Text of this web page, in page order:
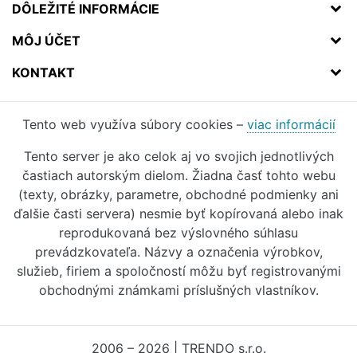
DÔLEŽITÉ INFORMÁCIE
MÔJ ÚČET
KONTAKT
Tento web využíva súbory cookies – viac informácií
Tento server je ako celok aj vo svojich jednotlivých
častiach autorským dielom. Žiadna časť tohto webu
(texty, obrázky, parametre, obchodné podmienky ani
ďalšie časti servera) nesmie byť kopírovaná alebo inak
reprodukovaná bez výslovného súhlasu
prevádzkovateľa. Názvy a označenia výrobkov,
služieb, firiem a spoločností môžu byť registrovanými
obchodnými známkami príslušných vlastníkov.
2006 – 2026 | TRENDO s.r.o.